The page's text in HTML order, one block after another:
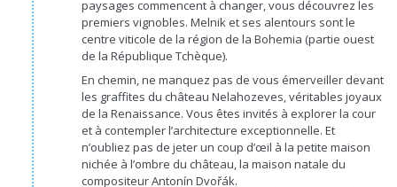
paysages commencent à changer, vous découvrez les
premiers vignobles. Melnik et ses alentours sont le
centre viticole de la région de la Bohemia (partie ouest
de la République Tchèque).
En chemin, ne manquez pas de vous émerveiller devant
les graffites du château Nelahozeves, véritables joyaux
de la Renaissance. Vous êtes invités à explorer la cour
et à contempler l’architecture exceptionnelle. Et
n’oubliez pas de jeter un coup d’œil à la petite maison
nichée à l’ombre du château, la maison natale du
compositeur Antonín Dvořák.